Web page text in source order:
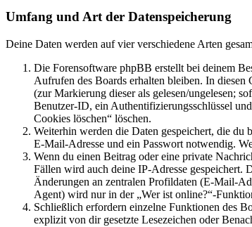
Umfang und Art der Datenspeicherung
Deine Daten werden auf vier verschiedene Arten
Die Forensoftware phpBB erstellt bei deinem
Aufrufen des Boards erhalten bleiben. In
(zur Markierung dieser als gelesen/ungelesen;
Benutzer-ID, ein Authentifizierungsschlüssel
Cookies löschen“ löschen.
Weiterhin werden die Daten gespeichert, die du
E-Mail-Adresse und ein Passwort notwendig.
Wenn du einen Beitrag oder eine private
Fällen wird auch deine IP-Adresse
Änderungen an zentralen Profildaten (E-Mail-
Agent) wird nur in der „Wer ist online?“-
Schließlich erfordern einzelne Funktionen des
explizit von dir gesetzte Lesezeichen oder